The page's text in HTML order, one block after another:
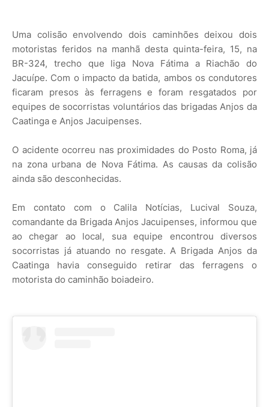
Uma colisão envolvendo dois caminhões deixou dois
motoristas feridos na manhã desta quinta-feira, 15, na
BR-324, trecho que liga Nova Fátima a Riachão do
Jacuípe. Com o impacto da batida, ambos os condutores
ficaram presos às ferragens e foram resgatados por
equipes de socorristas voluntários das brigadas Anjos da
Caatinga e Anjos Jacuipenses.
O acidente ocorreu nas proximidades do Posto Roma, já
na zona urbana de Nova Fátima. As causas da colisão
ainda são desconhecidas.
Em contato com o Calila Notícias, Lucival Souza,
comandante da Brigada Anjos Jacuipenses, informou que
ao chegar ao local, sua equipe encontrou diversos
socorristas já atuando no resgate. A Brigada Anjos da
Caatinga havia conseguido retirar das ferragens o
motorista do caminhão boiadeiro.